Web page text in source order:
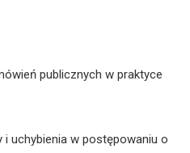
publicznych w praktyce
i uchybienia w postępowaniu o